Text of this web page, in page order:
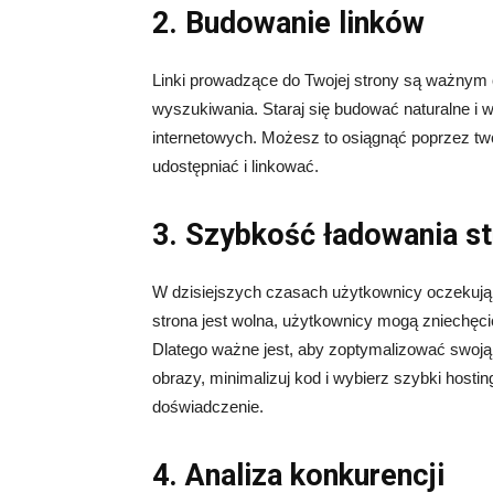
2. Budowanie linków
Linki prowadzące do Twojej strony są
wyszukiwania. Staraj się budować naturalne i
internetowych. Możesz to osiągnąć poprzez
udostępniać i linkować.
3. Szybkość ładowania
W dzisiejszych czasach użytkownicy
strona jest wolna, użytkownicy mogą
Dlatego ważne jest, aby zoptymalizować
obrazy, minimalizuj kod i wybierz szybki
doświadczenie.
4. Analiza konkurencji